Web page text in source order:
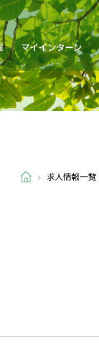
マイインターン
求人情報一覧